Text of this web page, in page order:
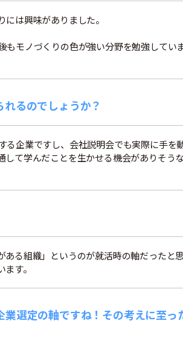
は興味がありました。
もモノづくりの色が強い分野を勉強してい
るのでしょうか？
る企業ですし、会社説明会でも実際に手を
して学んだことを生かせる機会がありそう
ある組織」というのが就活時の軸だったと
す。
業選定の軸ですね！その考えに至っ